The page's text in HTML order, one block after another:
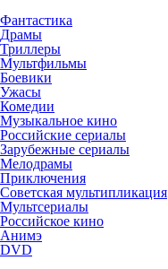
Фантастика
Драмы
Триллеры
Мультфильмы
Боевики
Ужасы
Комедии
Музыкальное кино
Российские сериалы
Зарубежные сериалы
Мелодрамы
Приключения
Советская мультипликация
Мультсериалы
Российское кино
Анимэ
DVD